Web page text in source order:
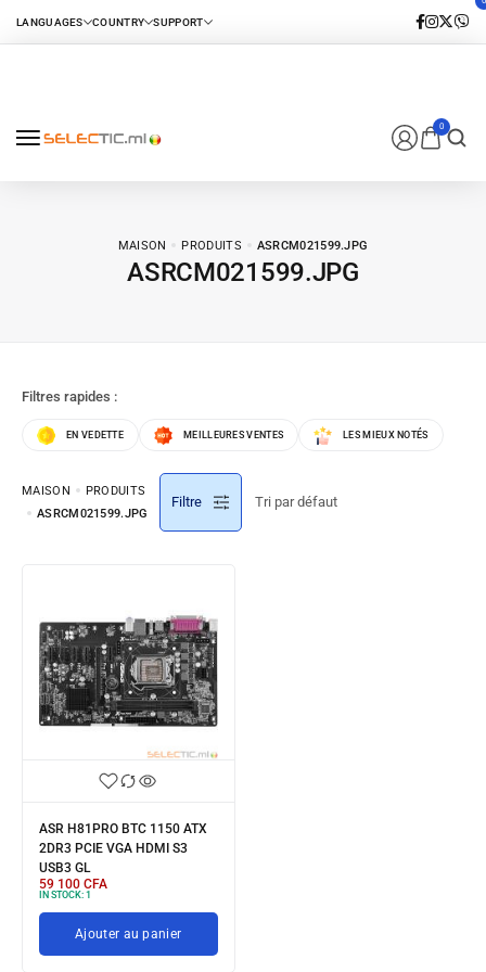
0
MAISON PRODUITS ASRCM021599.JPG
ASRCM021599.JPG
Filtres rapides :
EN VEDETTE MEILLEURES VENTES LES MIEUX NOTÉS
MAISON
PRODUITS
ASRCM021599.JPG
Filtre
ASR H81PRO BTC 1150 ATX
2DR3 PCIE VGA HDMI S3
USB3 GL
59 100 CFA
IN STOCK: 1
Ajouter au panier